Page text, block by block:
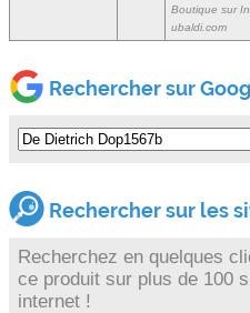
Boutique sur
ubaldi.com
Rechercher sur
Rechercher sur les
Recherchez en quelques
ce produit sur plus de 100
internet !